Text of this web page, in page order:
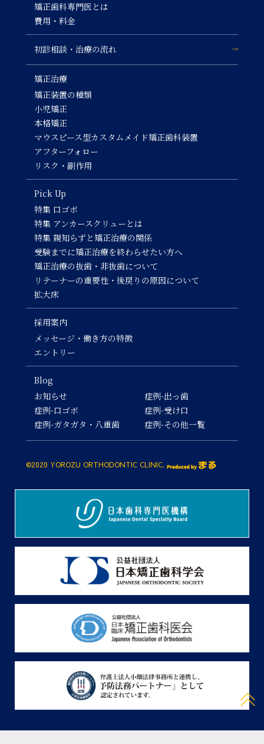
矯正歯科専門医とは
費用・料金
初診相談・治療の流れ
矯正治療
矯正装置の種類
小児矯正
本格矯正
マウスピース型カスタムメイド矯正歯科装置
アフターフォロー
リスク・副作用
Pick Up
特集 口ゴボ
特集 アンカースクリューとは
特集 親知らずと矯正治療の関係
受験までに矯正治療を終わらせたい方へ
矯正治療の抜歯・非抜歯について
リテーナーの重要性・後戻りの原因について
拡大床
採用案内
メッセージ・働き方の特徴
エントリー
Blog
お知らせ
症例-口ゴボ
症例-ガタガタ・八重歯
症例-出っ歯
症例-受け口
症例-その他一覧
©2020 YOROZU ORTHODONTIC CLINIC.